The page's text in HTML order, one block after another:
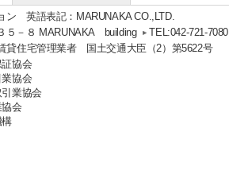
ン 英語表記：MARUNAKA CO.,LTD.
５－８ MARUNAKA building
TEL:042-721-7080
貸住宅管理業者 国土交通大臣（2）第5622号
協会
協会
業協会
会
構